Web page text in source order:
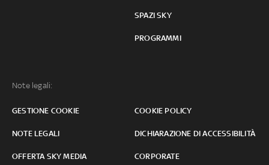
SPAZI SKY
PROGRAMMI
Note legali:
GESTIONE COOKIE COOKIE POLICY
NOTE LEGALI DICHIARAZIONE DI ACCESSIBILITÀ
OFFERTA SKY MEDIA CORPORATE